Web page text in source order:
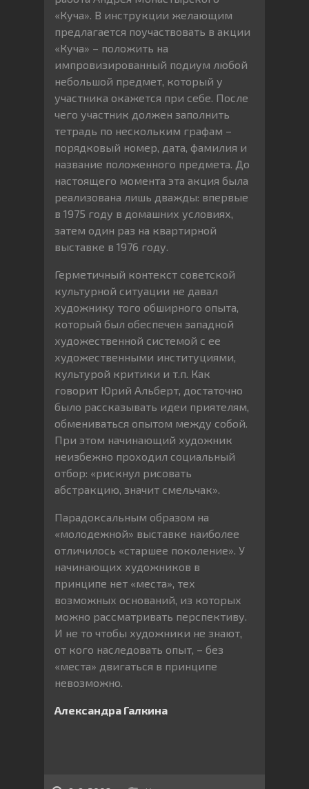
«Куча». В инструкции желающим
предлагается поучаствовать в акции
«Куча» – положить на
импровизированный подиум любой
небольшой предмет, который у
участника окажется при себе. После
чего участник должен заполнить
тетрадь по нескольким графам –
порядковый номер, дата, фамилия и
название положенного предмета. До
настоящего момента эта акция была
реализована лишь дважды: впервые
в 1975 году в домашних условиях,
затем один раз на квартирной
выставке в 1976 году.
Герметичный контекст советской
культурной ситуации не давал
художнику того обширного опыта,
который был обеспечен западной
художественной системой с ее
художественными институциями,
культурой критики и т.п. Как
говорит Юрий Альберт, достаточно
было рассказывать идеи приятелям,
обмениваться опытом между собой.
При этом начинающий художник
неизбежно проходил социальный
отбор: «рискнул рисовать
абстракцию, значит смельчак».
Парадоксальным образом на
«молодежной» выставке наиболее
отличилось «старшее поколение». У
начинающих художников в
принципе нет «места», тех
возможных оснований, из которых
можно рассматривать перспективу.
И не то чтобы художники не знают,
от кого наследовать опыт, – без
«места» двигаться в принципе
невозможно.
Александра Галкина